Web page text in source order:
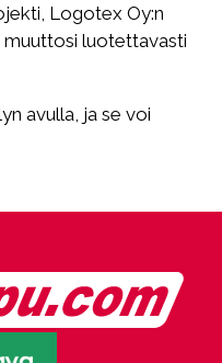
Logotex Oy:n
luotettavasti
avulla, ja se voi